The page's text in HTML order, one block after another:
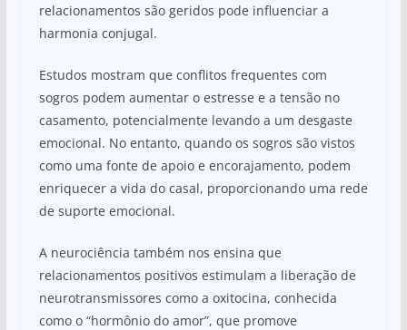
relacionamentos são geridos pode influenciar a
harmonia conjugal.
Estudos mostram que conflitos frequentes com
sogros podem aumentar o estresse e a tensão no
casamento, potencialmente levando a um desgaste
emocional. No entanto, quando os sogros são vistos
como uma fonte de apoio e encorajamento, podem
enriquecer a vida do casal, proporcionando uma rede
de suporte emocional.
A neurociência também nos ensina que
relacionamentos positivos estimulam a liberação de
neurotransmissores como a oxitocina, conhecida
como o “hormônio do amor”, que promove